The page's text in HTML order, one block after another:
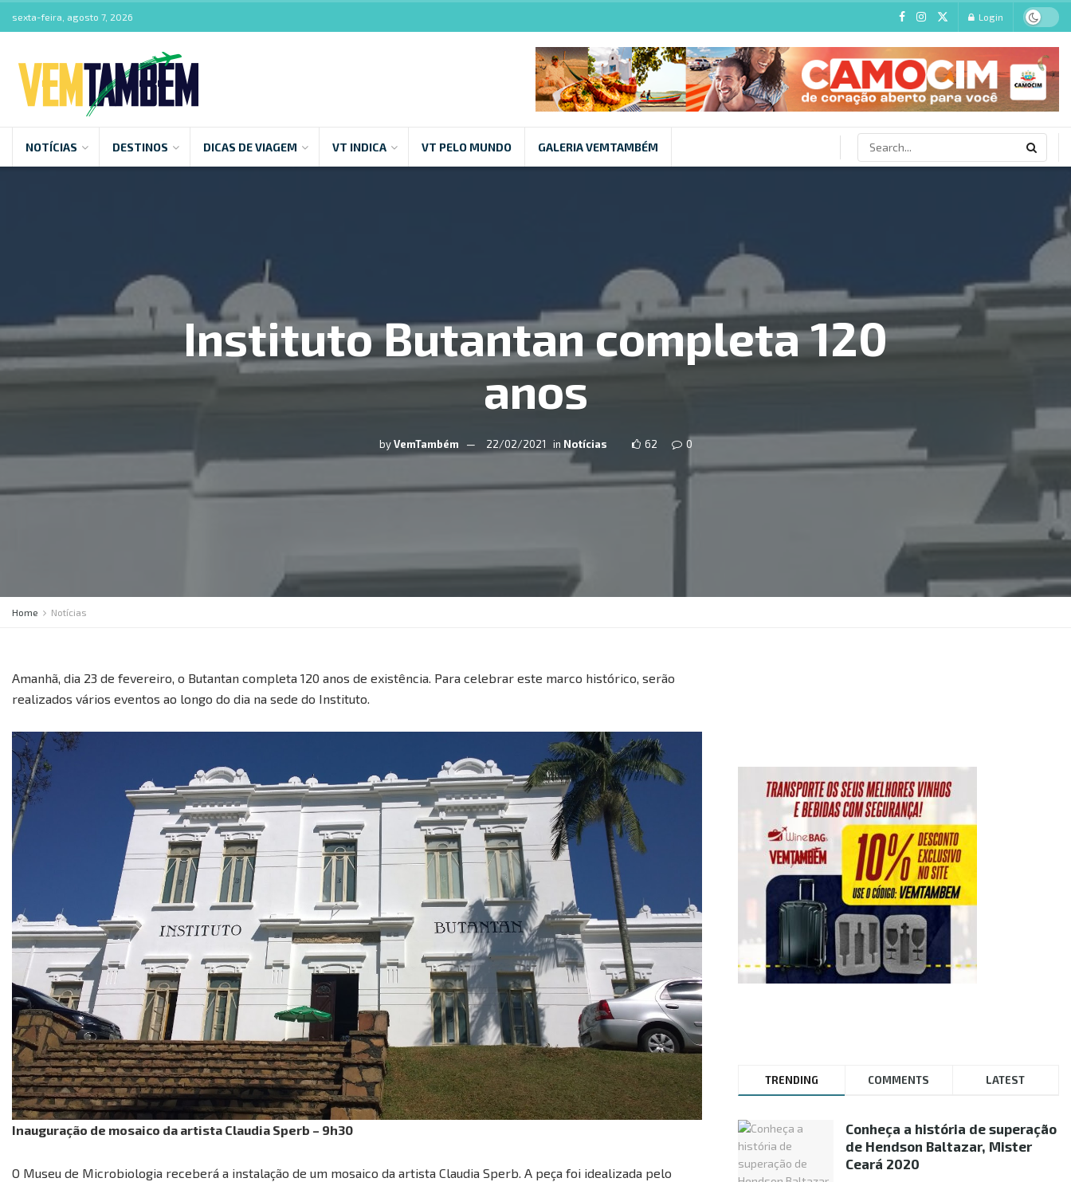
sexta-feira, agosto 7, 2026 Login
NOTÍCIAS DESTINOS DICAS DE VIAGEM VT INDICA VT PELO MUNDO GALERIA VEMTAMBÉM
Instituto Butantan completa 120
anos
by VemTambém 22/02/2021 in Notícias 62 0
Home Notícias
Amanhã, dia 23 de fevereiro, o Butantan completa 120 anos de existência. Para celebrar este marco histórico, serão
realizados vários eventos ao longo do dia na sede do Instituto.
Inauguração de mosaico da artista Claudia Sperb – 9h30
O Museu de Microbiologia receberá a instalação de um mosaico da artista Claudia Sperb. A peça foi idealizada pelo
TRENDING COMMENTS LATEST
Conheça a história de superação
de Hendson Baltazar, Mister
Ceará 2020